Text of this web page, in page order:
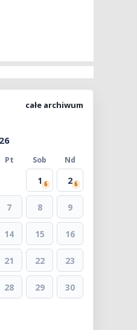
całe archiwum
Pt Sob Nd
1 6 2 6
7 8 9
14 15 16
21 22 23
28 29 30